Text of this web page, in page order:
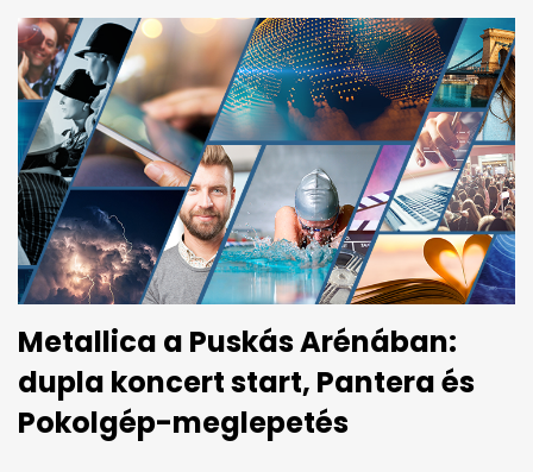
Metallica a Puskás Arénában:
dupla koncert start, Pantera és
Pokolgép-meglepetés